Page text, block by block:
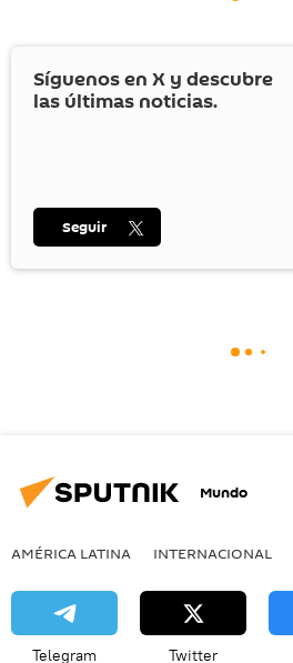
Síguenos en X y descubre
las últimas noticias.
Seguir
Mundo
AMÉRICA LATINA INTERNACIONAL
Telegram Twitter